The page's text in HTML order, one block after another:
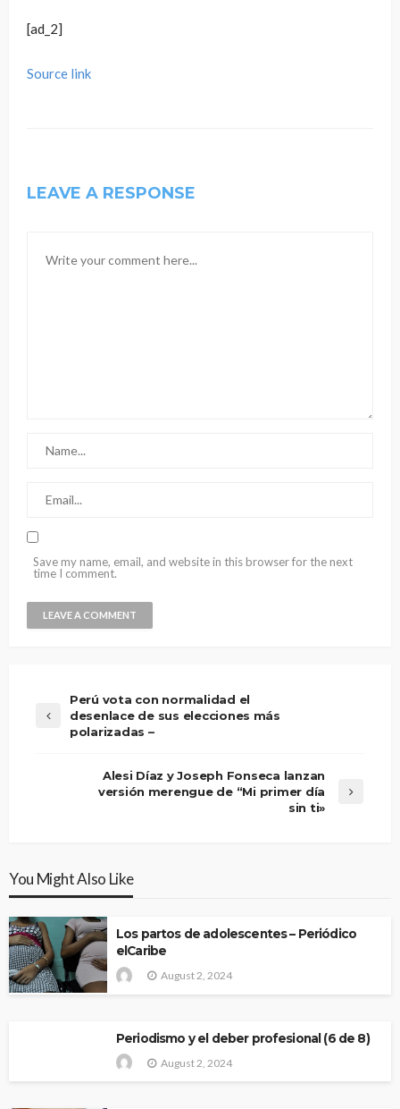
[ad_2]
Source link
LEAVE A RESPONSE
Save my name, email, and website in this browser for the next
time I comment.
Perú vota con normalidad el
desenlace de sus elecciones más
polarizadas –
Alesi Díaz y Joseph Fonseca lanzan
versión merengue de “Mi primer día
sin ti»
You Might Also Like
Los partos de adolescentes – Periódico
elCaribe
August 2, 2024
Periodismo y el deber profesional (6 de 8)
August 2, 2024